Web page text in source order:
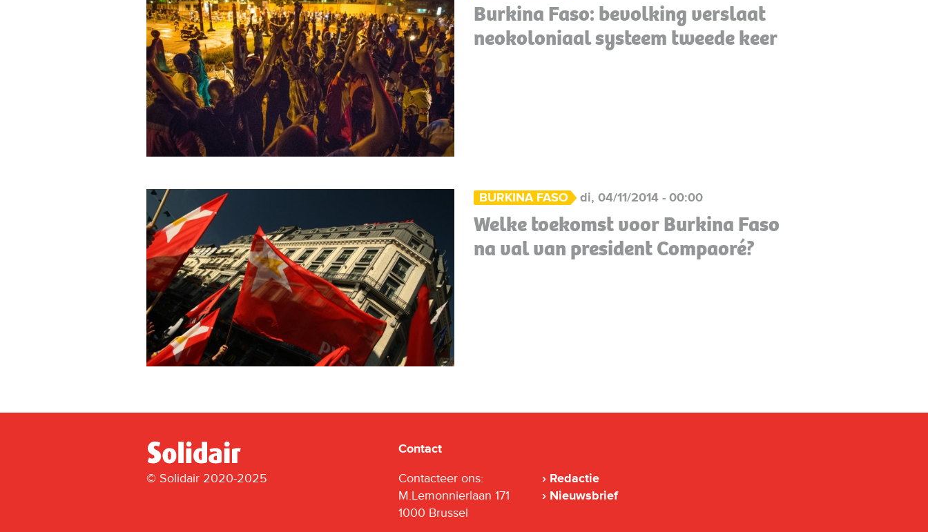
Burkina Faso: bevolking verslaat
neokoloniaal systeem tweede keer
BURKINA FASO di, 04/11/2014 - 00:00
Welke toekomst voor Burkina Faso
na val van president Compaoré?
© Solidair 2020-2025
Contact
Contacteer ons:
M.Lemonnierlaan 171
1000 Brussel
Redactie
Nieuwsbrief